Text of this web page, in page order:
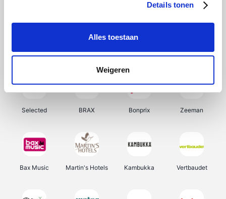
Details tonen
Alles toestaan
Weigeren
Samsung My Jewellery Delonghi Tennis Point
Selected BRAX Bonprix Zeeman
Bax Music Martin's Hotels Kambukka Vertbaudet